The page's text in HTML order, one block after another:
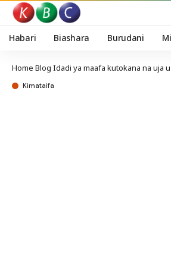
Habari Biashara Burudani
Home Blog Idadi ya maafa kutokana na uja
Kimataifa